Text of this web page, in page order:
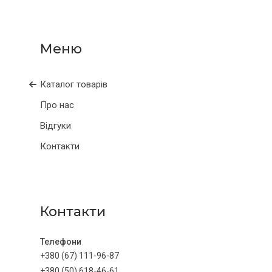
Каталог товарів
Про нас
Відгуки
Контакти
Контакти
+380 (67) 111-96-87